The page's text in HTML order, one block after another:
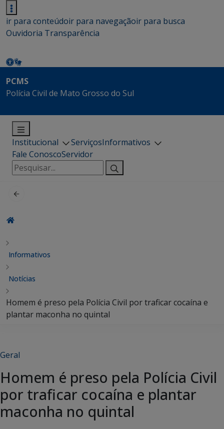
ir para conteúdoir para navegaçãoir para busca
Ouvidoria Transparência
PCMS
Polícia Civil de Mato Grosso do Sul
Institucional ServiçosInformativos
Fale ConoscoServidor
Pesquisar
por:
Informativos
Notícias
Homem é preso pela Polícia Civil por traficar cocaína e
plantar maconha no quintal
Geral
Homem é preso pela Polícia Civil
por traficar cocaína e plantar
maconha no quintal